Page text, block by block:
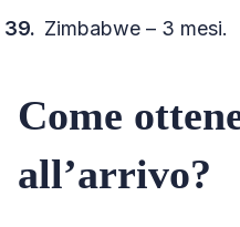
Zimbabwe – 3 mesi.
Come
all’arrivo?